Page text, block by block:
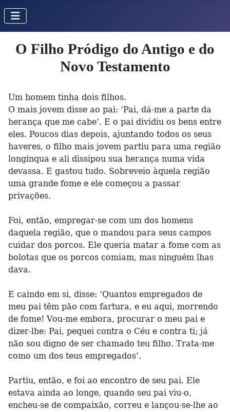
O Filho Pródigo do Antigo e do
Novo Testamento
Um homem tinha dois filhos.
O mais jovem disse ao pai: ‘Pai, dá-me a parte da
herança que me cabe’. E o pai dividiu os bens entre
eles. Poucos dias depois, ajuntando todos os seus
haveres, o filho mais jovem partiu para uma região
longínqua e ali dissipou sua herança numa vida
devassa. E gastou tudo. Sobreveio àquela região
uma grande fome e ele começou a passar
privações.
Foi, então, empregar-se com um dos homens
daquela região, que o mandou para seus campos
cuidar dos porcos. Ele queria matar a fome com as
bolotas que os porcos comiam, mas ninguém lhas
dava.
E caindo em si, disse: ‘Quantos empregados de
meu pai têm pão com fartura, e eu aqui, morrendo
de fome! Vou-me embora, procurar o meu pai e
dizer-lhe: Pai, pequei contra o Céu e contra ti; já
não sou digno de ser chamado teu filho. Trata-me
como um dos teus empregados’.
Partiu, então, e foi ao encontro de seu pai. Ele
estava ainda ao longe, quando seu pai viu-o,
encheu-se de compaixão, correu e lançou-se-lhe ao